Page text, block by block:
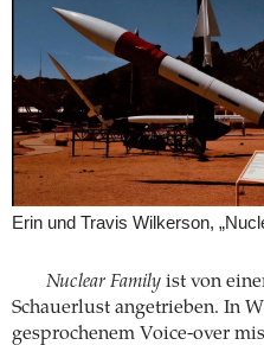
Erin und Travis Wilkerson,
Nuclear Familyist von
Schauerlust angetrieben. In
gesprochenem Voice-over